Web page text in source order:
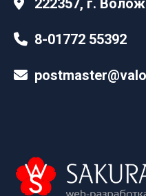
222357, г.
8-01772 55392